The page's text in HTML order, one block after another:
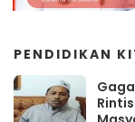
PENDIDIKAN